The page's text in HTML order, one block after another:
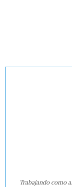
Trabajando como